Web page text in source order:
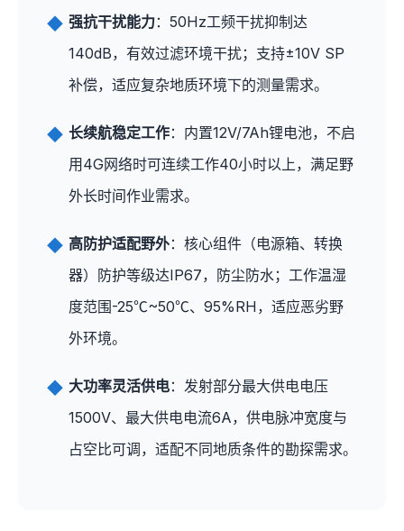
强抗干扰能力：50Hz工频干扰抑制达
140dB，有效过滤环境干扰；支持±10V SP
补偿，适应复杂地质环境下的测量需求。
长续航稳定工作：内置12V/7Ah锂电池，不启
用4G网络时可连续工作40小时以上，满足野
外长时间作业需求。
高防护适配野外：核心组件（电源箱、转换
器）防护等级达IP67，防尘防水；工作温湿
度范围-25℃~50℃、95%RH，适应恶劣野
外环境。
大功率灵活供电：发射部分最大供电电压
1500V、最大供电电流6A，供电脉冲宽度与
占空比可调，适配不同地质条件的勘探需求。